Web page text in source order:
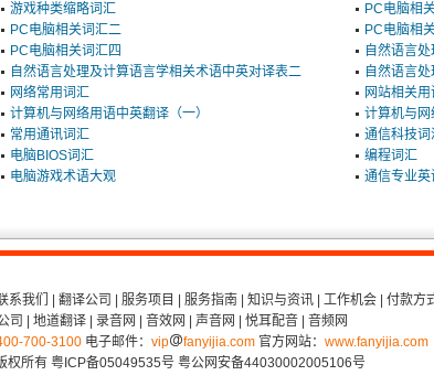
游戏种类缩略词汇
PC电脑相
PC电脑相关词汇二
PC电脑相
PC电脑相关词汇四
自然语言
自然语言处理及计算语言学相关术语中英对译表二
自然语言
网络常用词汇
网站相关
计算机与网络用语中英翻译（一）
计算机与网
常用通讯词汇
通信科技词
电脑BIOS词汇
编程词汇
电脑游戏术语大观
通信专业
系我们 翻译公司 服务项目 服务指南 知识与资讯 工作机会
付款方
司
地道翻译| 录音网 音效网 声音网 悦耳配音| 音频网
700-3100电子邮件： vip fanyijia.com官方网站： www.fanyijia.com
权所有 粤ICP备05049535号 粤公网安备44030002005106号